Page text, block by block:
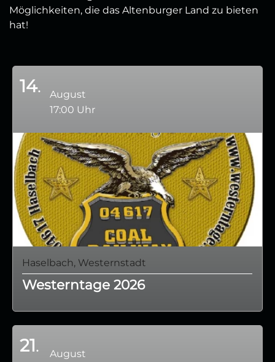
Möglichkeiten, die das Altenburger Land zu bieten
hat!
14
August
17:00 Uhr
Haselbach, Westernstadt
Westerntage 2026
21
August